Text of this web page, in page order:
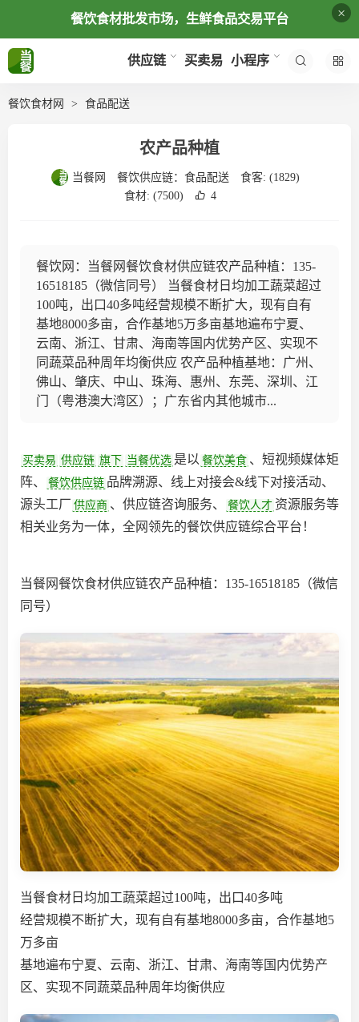
餐饮食材批发市场，生鲜食品交易平台 ×
供应链 买卖易 小程序
餐饮食材网 食品配送
农产品种植
当餐网 餐饮供应链： 食品配送 食客: (1829)
食材: (7500) 4
餐饮网：当餐网餐饮食材供应链农产品种植：135-
16518185（微信同号） 当餐食材日均加工蔬菜超过
100吨，出口40多吨经营规模不断扩大，现有自有
基地8000多亩，合作基地5万多亩基地遍布宁夏、
云南、浙江、甘肃、海南等国内优势产区、实现不
同蔬菜品种周年均衡供应 农产品种植基地：广州、
佛山、肇庆、中山、珠海、惠州、东莞、深圳、江
门（粤港澳大湾区）；广东省内其他城市...
买卖易 供应链 旗下 当餐优选 是以 餐饮美食 、短视频媒体矩
阵、
餐饮供应链 品牌溯源、线上对接会&线下对接活动、
源头工厂 供应商 、供应链咨询服务、 餐饮人才 资源服务等
相关业务为一体，全网领先的餐饮供应链综合平台‌！
当餐网餐饮食材供应链农产品种植：135-16518185（微信
同号）
当餐食材日均加工蔬菜超过100吨，出口40多吨
经营规模不断扩大，现有自有基地8000多亩，合作基地5
万多亩
基地遍布宁夏、云南、浙江、甘肃、海南等国内优势产
区、实现不同蔬菜品种周年均衡供应